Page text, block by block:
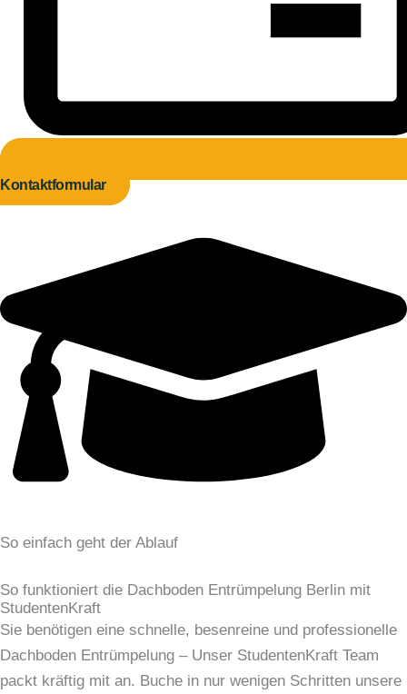
Kontaktformular
So einfach geht der Ablauf
So funktioniert die Dachboden Entrümpelung Berlin mit
StudentenKraft
Sie benötigen eine schnelle, besenreine und professionelle
Dachboden Entrümpelung – Unser StudentenKraft Team
packt kräftig mit an. Buche in nur wenigen Schritten unsere